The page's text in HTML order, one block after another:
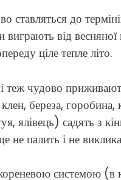
ставляться до
від
ціле тепле літо.
теж чудово
береза,
ялівець) садять з
палить і не
системою (в